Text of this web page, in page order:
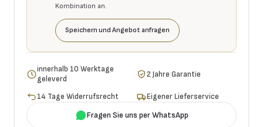
Kombination an.
Speichern und Angebot anfragen
innerhalb 10 Werktage
geleverd
2 Jahre Garantie
14 Tage Widerrufsrecht Eigener Lieferservice
Fragen Sie uns per WhatsApp